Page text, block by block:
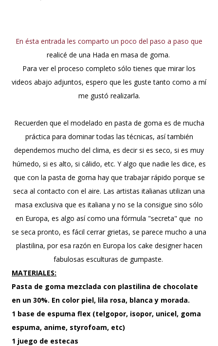
En ésta entrada les comparto un poco del paso a paso que
realicé de una Hada en masa de goma.
Para ver el proceso completo sólo tienes que mirar los
videos abajo adjuntos, espero que les guste tanto como a mí
me gustó realizarla.
Recuerden que el modelado en pasta de goma es de mucha
práctica para dominar todas las técnicas, así también
dependemos mucho del clima, es decir si es seco, si es muy
húmedo, si es alto, si cálido, etc. Y algo que nadie les dice, es
que con la pasta de goma hay que trabajar rápido porque se
seca al contacto con el aire. Las artistas italianas utilizan una
masa exclusiva que es italiana y no se la consigue sino sólo
en Europa, es algo así como una fórmula "secreta" que no
se seca pronto, es fácil cerrar grietas, se parece mucho a una
plastilina, por esa razón en Europa los cake designer hacen
fabulosas esculturas de gumpaste.
MATERIALES:
Pasta de goma mezclada con plastilina de chocolate
en un 30%. En color piel, lila rosa, blanca y morada.
1 base de espuma flex (telgopor, isopor, unicel, goma
espuma, anime, styrofoam, etc)
1 juego de estecas